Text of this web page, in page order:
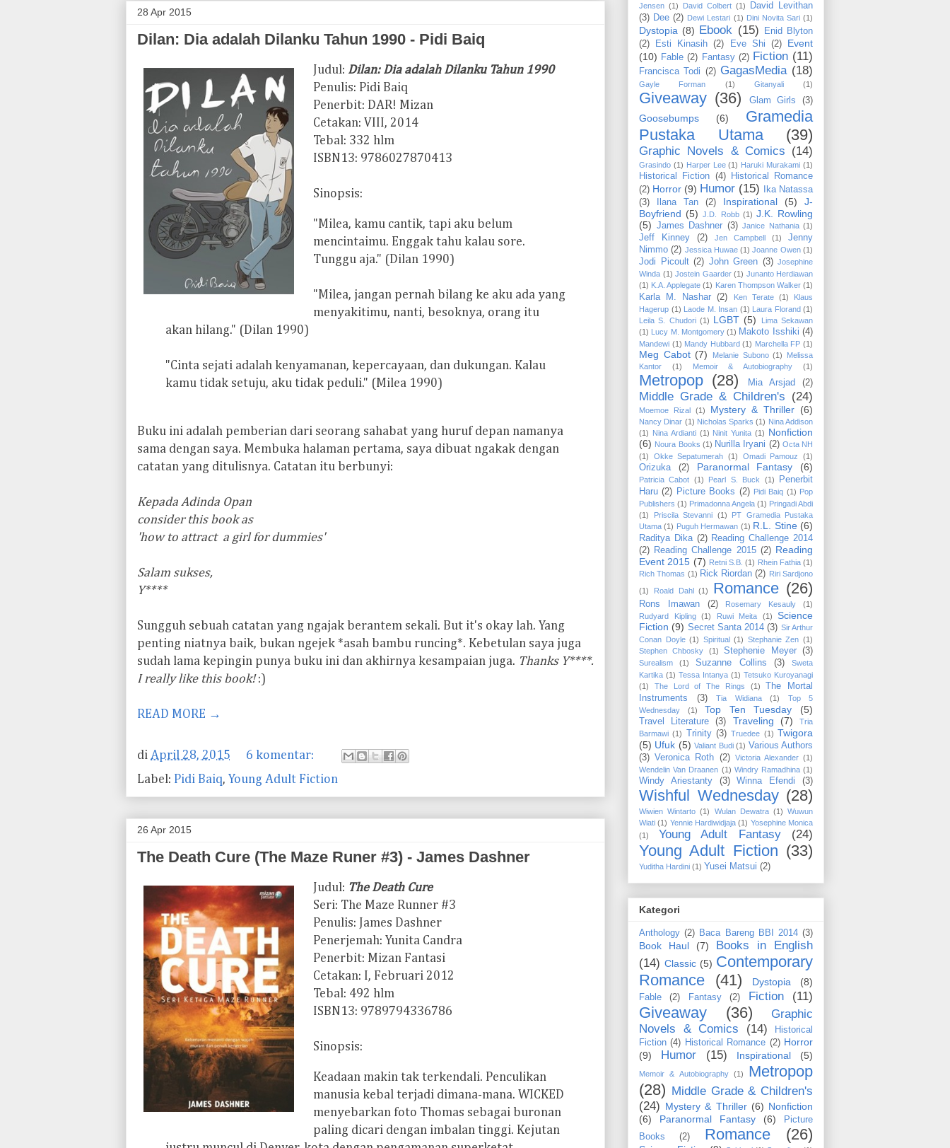
28 Apr 2015
Dilan: Dia adalah Dilanku Tahun 1990 - Pidi Baiq
Judul: Dilan: Dia adalah Dilanku Tahun 1990
Penulis: Pidi Baiq
Penerbit: DAR! Mizan
Cetakan: VIII, 2014
Tebal: 332 hlm
ISBN13: 9786027870413
Sinopsis:
"Milea, kamu cantik, tapi aku belum
mencintaimu. Enggak tahu kalau sore.
Tunggu aja." (Dilan 1990)
"Milea, jangan pernah bilang ke aku ada yang
menyakitimu, nanti, besoknya, orang itu
akan hilang." (Dilan 1990)
"Cinta sejati adalah kenyamanan, kepercayaan, dan dukungan. Kalau
kamu tidak setuju, aku tidak peduli." (Milea 1990)
Buku ini adalah pemberian dari seorang sahabat yang huruf depan namanya
sama dengan saya. Membuka halaman pertama, saya dibuat ngakak dengan
catatan yang ditulisnya. Catatan itu berbunyi:
Kepada Adinda Opan
consider this book as
'how to attract a girl for dummies'
Salam sukses,
Y****
Sungguh sebuah catatan yang ngajak berantem sekali. But it's okay lah. Yang
penting niatnya baik, bukan ngejek *asah bambu runcing*. Kebetulan saya juga
sudah lama kepingin punya buku ini dan akhirnya kesampaian juga. Thanks Y****.
I really like this book!:)
READ MORE →
di April 28, 2015
6 komentar:
Label: Pidi Baiq, Young Adult Fiction
26 Apr 2015
The Death Cure (The Maze Runer #3) - James Dashner
Judul: The Death Cure
Seri: The Maze Runner #3
Penulis: James Dashner
Penerjemah: Yunita Candra
Penerbit: Mizan Fantasi
Cetakan: I, Februari 2012
Tebal: 492 hlm
ISBN13: 9789794336786
Sinopsis:
Keadaan makin tak terkendali. Penculikan
manusia kebal terjadi dimana-mana. WICKED
menyebarkan foto Thomas sebagai buronan
paling dicari dengan imbalan tinggi. Kejutan
Jensen (1) David Colbert (1)
David Levithan
(3) Dee (2) Dewi Lestari (1) Dini Novita Sari (1)
Dystopia (8) Ebook (15)
Enid Blyton
(2)
Esti Kinasih (2) Eve Shi (2)
Event
(10) Fable (2) Fantasy (2) Fiction (11)
Francisca Todi (2) GagasMedia (18)
Gayle Forman (1) Gitanyali (1)
Giveaway (36) Glam Girls (3)
Goosebumps (6)
Gramedia
Pustaka Utama
(39)
Graphic Novels & Comics (14)
Grasindo (1) Harper Lee (1) Haruki Murakami (1)
Historical Fiction (4)
Historical Romance
(2) Horror (9) Humor (15)
Ika Natassa
(3)
Ilana Tan (2) Inspirational (5)
J-
Boyfriend (5) J.D. Robb (1) J.K. Rowling
(5) James Dashner (3) Janice Nathania (1)
Jeff Kinney (2) Jen Campbell (1)
Jenny
Nimmo (2) Jessica Huwae (1) Joanne Owen (1)
Jodi Picoult (2) John Green (3) Josephine
Winda (1) Jostein Gaarder (1) Junanto Herdiawan
(1) K.A. Applegate (1) Karen Thompson Walker (1)
Karla M. Nashar (2) Ken Terate (1)
Klaus
Hagerup (1) Laode M. Insan (1) Laura Florand (1)
Leila S. Chudori (1) LGBT (5)
Lima Sekawan
(1) Lucy M. Montgomery (1) Makoto Isshiki (4)
Mandewi (1) Mandy Hubbard (1) Marchella FP (1)
Meg Cabot (7) Melanie Subono (1)
Melissa
Kantor
(1) Memoir & Autobiography (1)
Metropop (28) Mia Arsjad (2)
Middle Grade & Children's (24)
Moemoe Rizal (1) Mystery & Thriller (6)
Nancy Dinar (1) Nicholas Sparks (1) Nina Addison
(1) Nina Ardianti (1) Ninit Yunita (1) Nonfiction
(6) Noura Books (1) Nurilla Iryani (2) Octa NH
(1)
Okke Sepatumerah (1) Omadi Pamouz (1)
Orizuka (2) Paranormal Fantasy (6)
Patricia Cabot (1) Pearl S. Buck (1)
Penerbit
Haru (2) Picture Books (2) Pidi Baiq (1) Pop
Publishers (1) Primadonna Angela (1) Pringadi Abdi
(1)
Priscila Stevanni (1)
PT Gramedia Pustaka
Utama (1) Puguh Hermawan (1) R.L. Stine (6)
Raditya Dika (2) Reading Challenge 2014
(2) Reading Challenge 2015 (2) Reading
Event 2015 (7) Retni S.B. (1) Rhein Fathia (1)
Rich Thomas (1) Rick Riordan (2) Riri Sardjono
(1)
Roald Dahl (1) Romance (26)
Rons Imawan (2) Rosemary Kesauly
(1)
Rudyard Kipling
(1) Ruwi Meita (1)
Science
Fiction (9) Secret Santa 2014 (3) Sir Arthur
Conan Doyle (1) Spiritual (1) Stephanie Zen (1)
Stephen Chbosky
(1) Stephenie Meyer (3)
Surealism (1) Suzanne Collins (3)
Sweta
Kartika (1) Tessa Intanya (1) Tetsuko Kuroyanagi
(1)
The Lord of The Rings (1)
The Mortal
Instruments
(3) Tia Widiana (1)
Top 5
Wednesday
(1) Top Ten Tuesday (5)
Travel Literature (3) Traveling (7)
Tria
Barmawi (1) Trinity (3) Truedee (1) Twigora
(5) Ufuk (5) Valiant Budi (1) Various Authors
(3) Veronica Roth (2) Victoria Alexander (1)
Wendelin Van Draanen (1) Windry Ramadhina (1)
Windy Ariestanty (3) Winna Efendi (3)
Wishful Wednesday (28)
Wiwien Wintarto (1) Wulan Dewatra (1) Wuwun
Wiati (1) Yennie Hardiwidjaja (1) Yosephine Monica
(1)
Young Adult Fantasy (24)
Young Adult Fiction (33)
Yuditha Hardini (1) Yusei Matsui (2)
Kategori
Anthology (2) Baca Bareng BBI 2014 (3)
Book Haul (7)
Books in English
(14) Classic (5) Contemporary
Romance
(41) Dystopia (8)
Fable (2) Fantasy (2) Fiction (11)
Giveaway (36)
Graphic
Novels & Comics
(14)
Historical
Fiction (4) Historical Romance (2) Horror
(9)
Humor (15) Inspirational (5)
Memoir & Autobiography (1)
Metropop
(28) Middle Grade & Children's
(24) Mystery & Thriller (6) Nonfiction
(6)
Paranormal Fantasy (6)
Picture
Books
(2) Romance (26)